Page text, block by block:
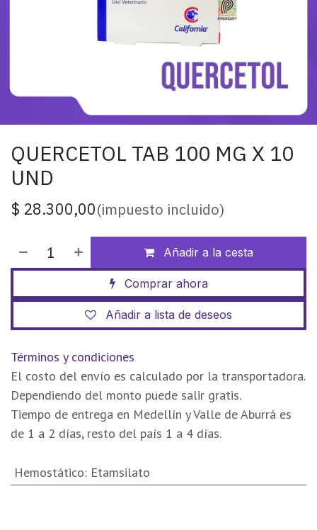
QUERCETOL TAB 100 MG X 10
UND
$ 28.300,00(impuesto incluido)
Añadir a la cesta
Comprar ahora
Añadir a lista de deseos
Términos y condiciones
El costo del envío es calculado por la transportadora.
Dependiendo del monto puede salir gratis.
Tiempo de entrega en Medellín y Valle de Aburrá es
de 1 a 2 días, resto del país 1 a 4 días.
Hemostático: Etamsilato